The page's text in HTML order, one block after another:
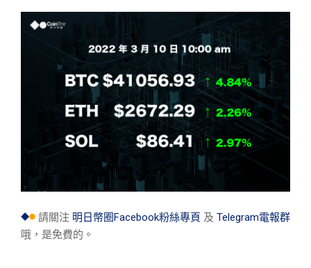
請關注 明日幣圈Facebook粉絲專頁 及 Telegram電報群
哦，是免費的。